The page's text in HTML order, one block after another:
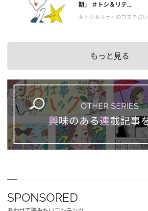
期」 ＃トシ＆リテ...
＃トシ＆リティのコスモ占い
もっと見る
SPONSORED